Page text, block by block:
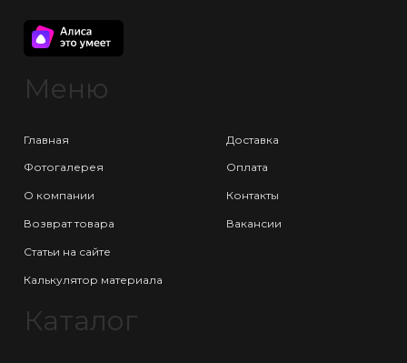
Меню
Главная
Фотогалерея
О компании
Возврат товара
Статьи на сайте
Калькулятор материала
Доставка
Оплата
Контакты
Вакансии
Каталог